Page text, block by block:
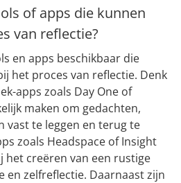
of apps die kunnen
van reflectie?
en apps beschikbaar die
het proces van reflectie. Denk
apps zoals Day One of
maken om gedachten,
vast te leggen en terug te
zoals Headspace of Insight
het creëren van een rustige
zelfreflectie. Daarnaast zijn